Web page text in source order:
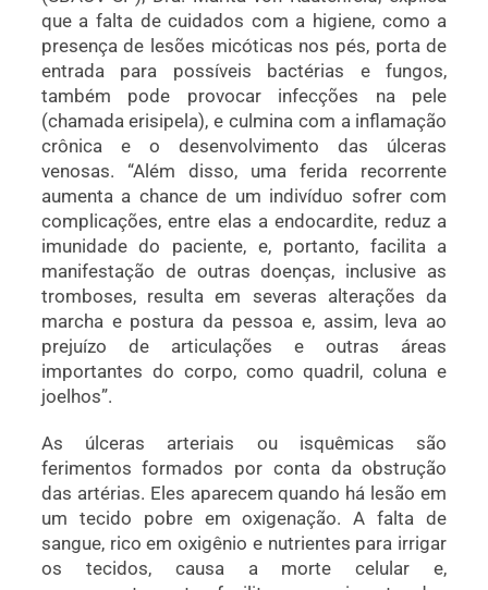
que a falta de cuidados com a higiene, como a
presença de lesões micóticas nos pés, porta de
entrada para possíveis bactérias e fungos,
também pode provocar infecções na pele
(chamada erisipela), e culmina com a inflamação
crônica e o desenvolvimento das úlceras
venosas. “Além disso, uma ferida recorrente
aumenta a chance de um indivíduo sofrer com
complicações, entre elas a endocardite, reduz a
imunidade do paciente, e, portanto, facilita a
manifestação de outras doenças, inclusive as
tromboses, resulta em severas alterações da
marcha e postura da pessoa e, assim, leva ao
prejuízo de articulações e outras áreas
importantes do corpo, como quadril, coluna e
joelhos”.
As úlceras arteriais ou isquêmicas são
ferimentos formados por conta da obstrução
das artérias. Eles aparecem quando há lesão em
um tecido pobre em oxigenação. A falta de
sangue, rico em oxigênio e nutrientes para irrigar
os tecidos, causa a morte celular e,